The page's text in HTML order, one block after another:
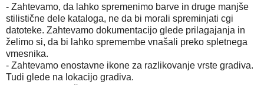
- Zahtevamo, da lahko spremenimo barve in druge manjše
stilistične dele kataloga, ne da bi morali spreminjati cgi
datoteke. Zahtevamo dokumentacijo glede prilagajanja in
želimo si, da bi lahko spremembe vnašali preko spletnega
vmesnika.
- Zahtevamo enostavne ikone za razlikovanje vrste gradiva.
Tudi glede na lokacijo gradiva.